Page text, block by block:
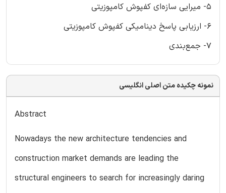
5- میرایی سازه‌ای کفپوش کامپوزیتی
6- ارزیابی پاسخ دینامیکی کفپوش کامپوزیتی
7- جمع‌بندی
نمونه چکیده متن اصلی انگلیسی
Abstract
Nowadays the new architecture tendencies and
construction market demands are leading the
structural engineers to search for increasingly daring